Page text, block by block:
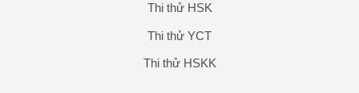
Thi thử HSK
Thi thử YCT
Thi thử HSKK